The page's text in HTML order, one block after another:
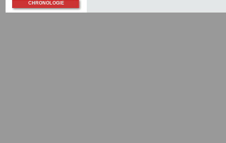
CHRONOLOGIE